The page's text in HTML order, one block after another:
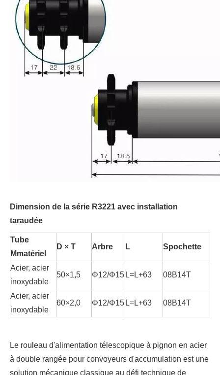
Dimension de la série R3221 avec installation
taraudée
Tube
Mmatériel
D × T Arbre L Spochette
Acier, acier
inoxydable
50×1,5 Φ12/Φ15 L=L+63 08B14T
Acier, acier
inoxydable
60×2,0 Φ12/Φ15 L=L+63 08B14T
Le rouleau d'alimentation télescopique à pignon en acier
à double rangée pour convoyeurs d'accumulation est une
solution mécanique classique au défi technique de